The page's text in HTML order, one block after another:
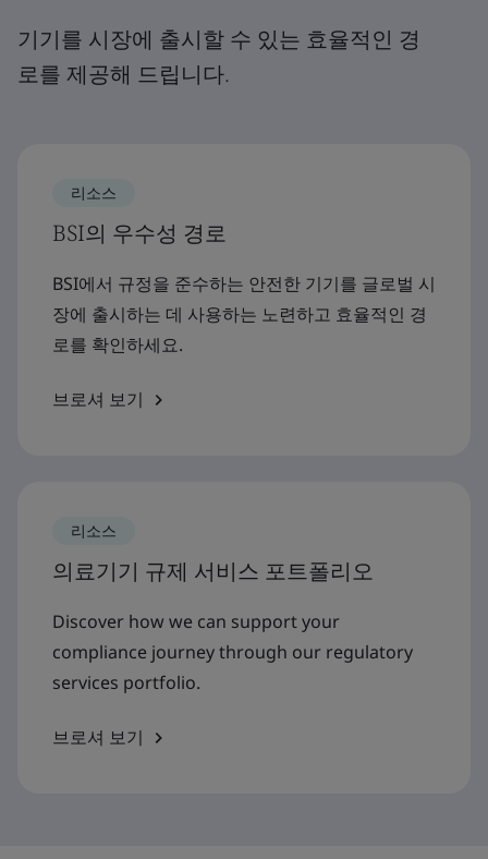
기기를 시장에 출시할 수 있는 효율적인 경
로를 제공해 드립니다.
리소스
BSI의 우수성 경로
BSI에서 규정을 준수하는 안전한 기기를 글로벌 시
장에 출시하는 데 사용하는 노련하고 효율적인 경
로를 확인하세요.
브로셔 보기
리소스
의료기기 규제 서비스 포트폴리오
Discover how we can support your
compliance journey through our regulatory
services portfolio.
브로셔 보기